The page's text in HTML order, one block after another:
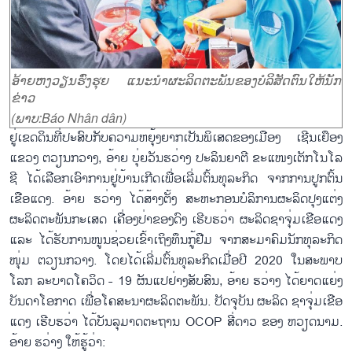
ອ້າຍຫງວຽນຮົ່ງຮຸຍ ແນະນຳຜະລິດຕະພັນຂອງບໍລິສັດຕົນໃຫ້ນັກ
ຂ່າວ
(ພາບ:Báo Nhân dân)
ຢູ່ເຂດດິນທີ່ປະສົບກັບຄວາມຫຍຸ້ງຍາກເປັນພິເສດຂອງເມືອງ ເຊີນເຢຶອງ
ແຂວງ ຕວຽນກວາງ, ອ້າຍ ບຸ່ຍວັນຮວ່າງ ປະລິນຍາຕີ ຂະແໜງເຕັກໂນໂລ
ຊີ ໄດ້ເລືອກເອົາການຢູ່ບ້ານເກີດເພື່ອເລີ່ມຕົ້ນທຸລະກິດ ຈາກການປູກຕົ້ນ
ເຂືອແດງ. ອ້າຍ ຮວ່າງ ໄດ້ສ້າງຕັ້ງ ສະຫະກອນບໍລິການຜະລິດປຸງແຕ່ງ
ຜະລິດຕະພັນກະເສດ ເຄື່ອງປ່າຂອງດົງ ເຮີບຮວ່າ ຜະລິດຊາຈຸ່ມເຂືອແດງ
ແລະ ໄດ້ຮັບການໜູນຊ່ວຍເຂົ້າເຖິງທຶນກູ້ຢືມ ຈາກສະມາຄົມນັກທຸລະກິດ
ໜຸ່ມ ຕວຽນກວາງ. ໂດຍໄດ້ເລີ່ມຕົ້ນທຸລະກິດເມື່ອປີ 2020 ໃນສະພາບ
ໂລກ ລະບາດໂຄວິດ - 19 ຜັນແປຢ່າງສັບສົນ, ອ້າຍ ຮວ່າງ ໄດ້ຍາດແຍ່ງ
ບັນດາໂອກາດ ເພື່ອໂຄສະນາຜະລິດຕະພັນ. ປັດຈຸບັນ ຜະລິດ ຊາຈຸ່ມເຂືອ
ແດງ ເຮີບຮວ່າ ໄດ້ບັນລຸມາດຕະຖານ OCOP ສີ່ດາວ ຂອງ ຫວຽດນາມ.
ອ້າຍ ຮວ່າງ ໃຫ້ຮູ້ວ່າ: